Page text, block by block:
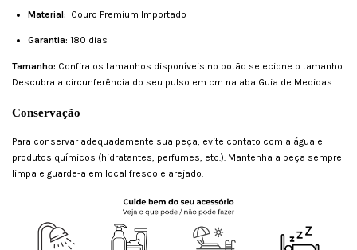
Material: Couro Premium Importado
Garantia: 180 dias
Tamanho: Confira os tamanhos disponíveis no botão selecione o tamanho.
Descubra a circunferência do seu pulso em cm na aba Guia de Medidas.
Conservação
Para conservar adequadamente sua peça, evite contato com a água e
produtos químicos (hidratantes, perfumes, etc.). Mantenha a peça sempre
limpa e guarde-a em local fresco e arejado.